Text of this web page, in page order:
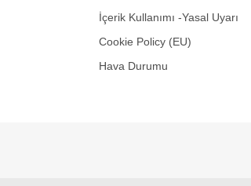
İçerik Kullanımı -Yasal Uyarı
Cookie Policy (EU)
Hava Durumu